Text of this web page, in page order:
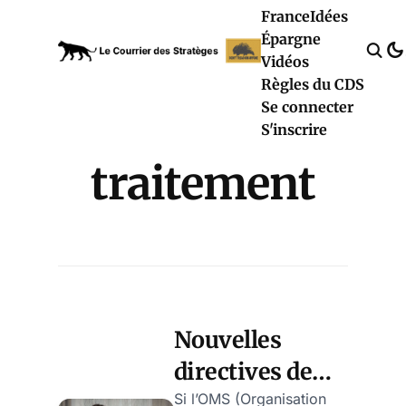
FranceIdées
Épargne
Vidéos
Règles du CDS
Se connecter
S'inscrire
traitement
Nouvelles
directives de
Si l’OMS (Organisation